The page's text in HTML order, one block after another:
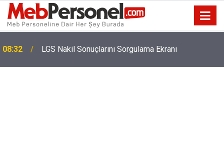
08:32 LGS Nakil Sonuçlarını Sorgulama Ekranı